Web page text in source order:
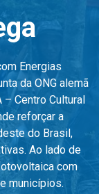
Energias
da ONG alemã
Centro Cultural
reforçar a
do Brasil,
Ao lado de
com
municípios.